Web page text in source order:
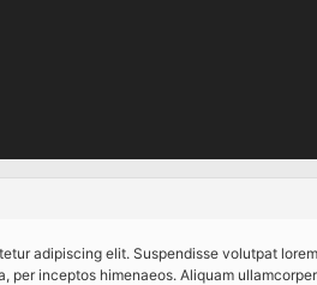
pour la dernière fois par
adipiscing elit. Suspendisse volutpat
per inceptos himenaeos. Aliquam